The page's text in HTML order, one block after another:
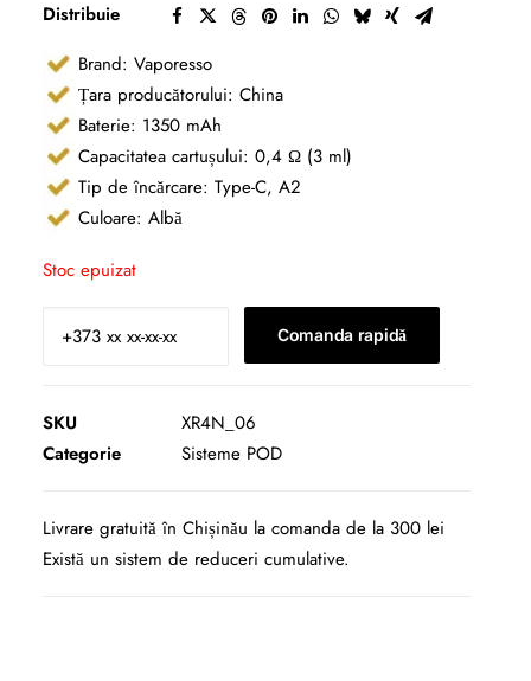
Distribuie
Brand: Vaporesso
Țara producătorului: China
Baterie: 1350 mAh
Capacitatea cartușului: 0,4 Ω (3 ml)
Tip de încărcare: Type-C, A2
Culoare: Albă
Stoc epuizat
Comanda rapidă
SKU
XR4N_06
Categorie
Sisteme POD
Livrare gratuită în Chișinău la comanda de la 300 lei
Există un sistem de reduceri cumulative.